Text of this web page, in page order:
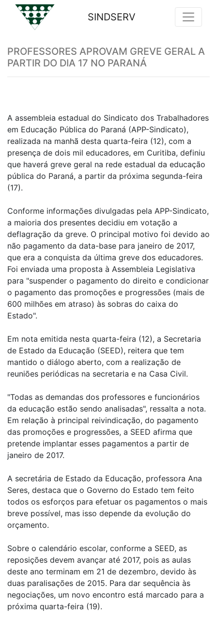
SINDSERV
PROFESSORES APROVAM GREVE GERAL A
PARTIR DO DIA 17 NO PARANÁ
A assembleia estadual do Sindicato dos Trabalhadores
em Educação Pública do Paraná (APP-Sindicato),
realizada na manhã desta quarta-feira (12), com a
presença de dois mil educadores, em Curitiba, definiu
que haverá greve geral na rede estadual da educação
pública do Paraná, a partir da próxima segunda-feira
(17).
Conforme informações divulgadas pela APP-Sindicato,
a maioria dos presentes decidiu em votação a
deflagração da greve. O principal motivo foi devido ao
não pagamento da data-base para janeiro de 2017,
que era a conquista da última greve dos educadores.
Foi enviada uma proposta à Assembleia Legislativa
para "suspender o pagamento do direito e condicionar
o pagamento das promoções e progressões (mais de
600 milhões em atraso) às sobras do caixa do
Estado".
Em nota emitida nesta quarta-feira (12), a Secretaria
de Estado da Educação (SEED), reitera que tem
mantido o diálogo aberto, com a realização de
reuniões periódicas na secretaria e na Casa Civil.
"Todas as demandas dos professores e funcionários
da educação estão sendo analisadas", ressalta a nota.
Em relação à principal reivindicação, do pagamento
das promoções e progressões, a SEED afirma que
pretende implantar esses pagamentos a partir de
janeiro de 2017.
A secretária de Estado da Educação, professora Ana
Seres, destaca que o Governo do Estado tem feito
todos os esforços para efetuar os pagamentos o mais
breve possível, mas isso depende da evolução do
orçamento.
Sobre o calendário escolar, conforme a SEED, as
reposições devem avançar até 2017, pois as aulas
deste ano terminam em 21 de dezembro, devido às
duas paralisações de 2015. Para dar sequência às
negociações, um novo encontro está marcado para a
próxima quarta-feira (19).